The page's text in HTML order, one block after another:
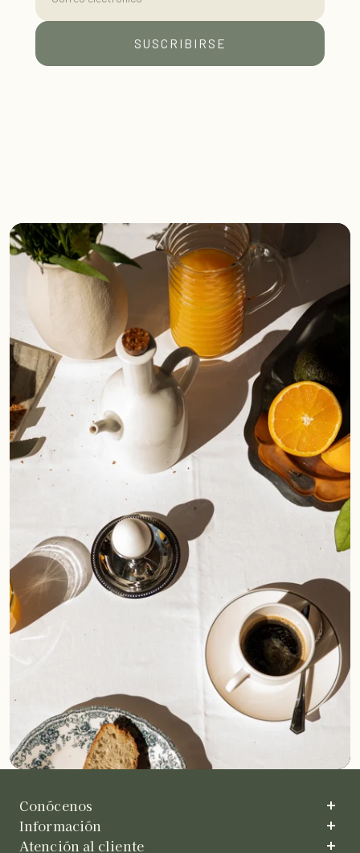
SUSCRIBIRSE
Conócenos
FINCA MAROL
RECETAS DE MARIBEL
Información
CONTACTO
Atención al cliente